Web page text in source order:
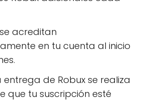
acreditan
en tu cuenta al inicio
entrega de Robux se realiza
que tu suscripción esté